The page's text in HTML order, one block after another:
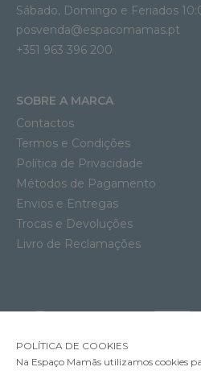
Sábado, Domingo e Feriados
posvenda@espacomamas.pt
+351 963 396 200
SOBRE A MARCA
Contactos
Termos e Condições
Política de Privacidade
Métodos de Pagamento
Envios e Entregas
Trocas e Devoluções
Livro de Reclamações
POLÍTICA DE COOKIES
Na Espaço Mamãs utilizamos cookies